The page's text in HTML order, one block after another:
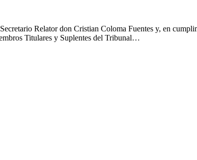
Relator don Cristian Coloma Fuentes y, en
Titulares y Suplentes del Tribunal…